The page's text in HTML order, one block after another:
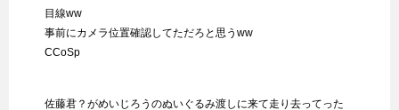
目線ww
事前にカメラ位置確認してただろと思うww
CCoSp
佐藤君？がめいじろうのぬいぐるみ渡しに来て走り去ってった